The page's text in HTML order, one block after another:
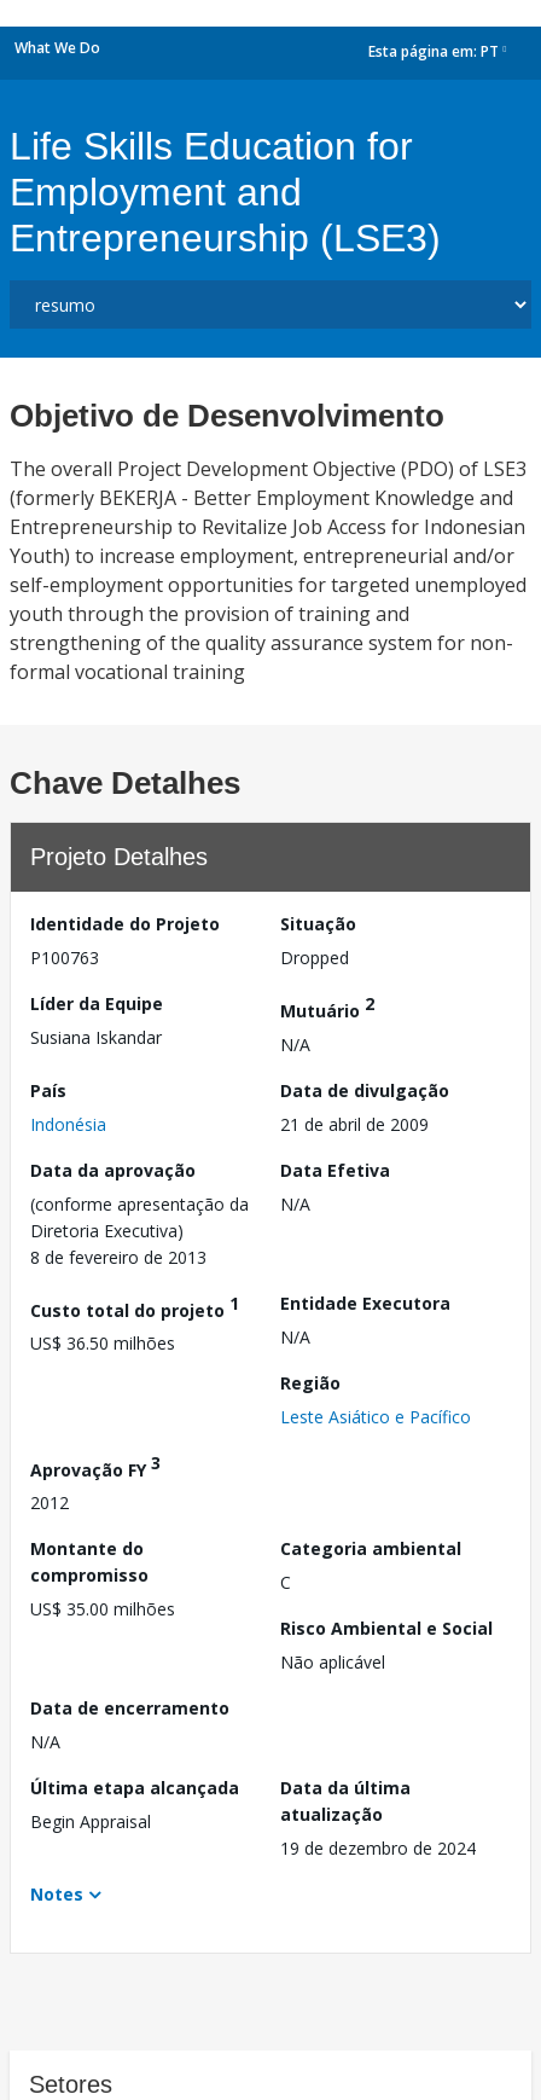
What We Do Esta página em: PT
Life Skills Education for
Employment and
Entrepreneurship (LSE3)
Objetivo de Desenvolvimento
The overall Project Development Objective (PDO) of LSE3
(formerly BEKERJA - Better Employment Knowledge and
Entrepreneurship to Revitalize Job Access for Indonesian
Youth) to increase employment, entrepreneurial and/or
self-employment opportunities for targeted unemployed
youth through the provision of training and
strengthening of the quality assurance system for non-
formal vocational training
Chave Detalhes
Projeto Detalhes
Identidade do Projeto
P100763
Situação
Dropped
Líder da Equipe
Susiana Iskandar
Mutuário 2
N/A
País
Indonésia
Data de divulgação
21 de abril de 2009
Data da aprovação
(conforme apresentação da
Diretoria Executiva)
8 de fevereiro de 2013
Data Efetiva
N/A
Custo total do projeto 1
US$ 36.50 milhões
Entidade Executora
N/A
Região
Leste Asiático e Pacífico
Aprovação FY3
2012
Montante do
compromisso
US$ 35.00 milhões
Categoria ambiental
C
Risco Ambiental e Social
Não aplicável
Data de encerramento
N/A
Última etapa alcançada
Begin Appraisal
Data da última
atualização
19 de dezembro de 2024
Notes
Setores